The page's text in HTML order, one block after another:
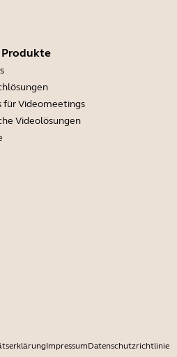
Produkte
für Videomeetings
Videolösungen
ImpressumDatenschutzrichtlinie